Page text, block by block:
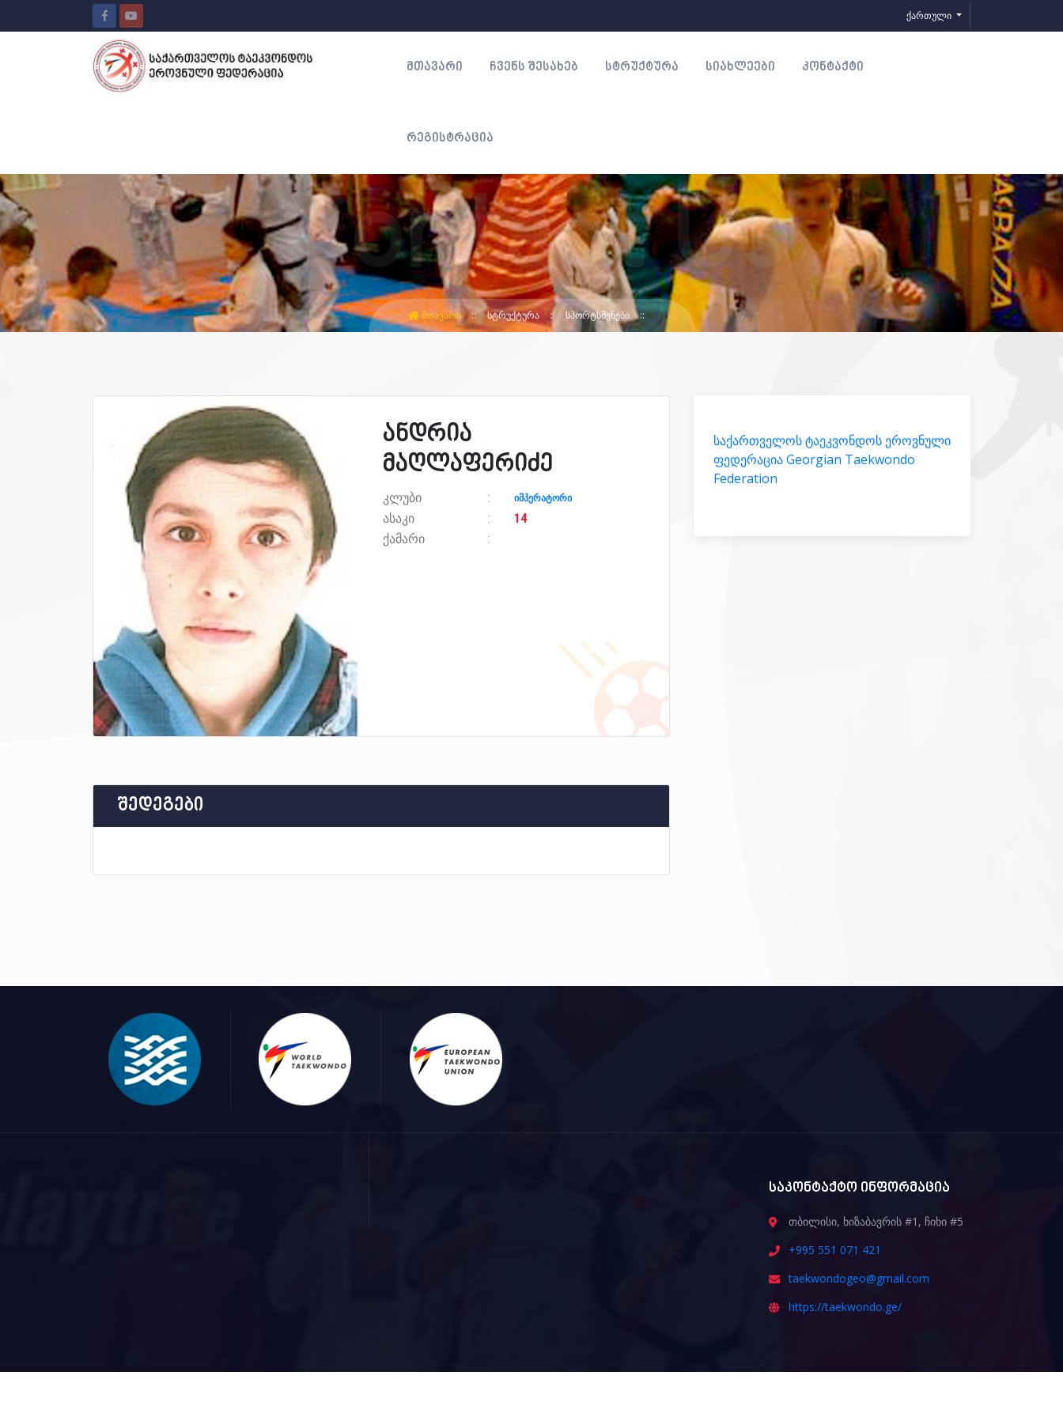
ქართული
ᲛᲗᲐᲕᲐᲠᲘ ᲩᲕᲔᲜᲡ ᲨᲔᲡᲐᲮᲔᲑ ᲡᲢᲠᲣᲥᲢᲣᲠᲐ ᲡᲘᲐᲮᲚᲔᲔᲑᲘ ᲙᲝᲜᲢᲐᲥᲢᲘ
ᲠᲔᲒᲘᲡᲢᲠᲐᲪᲘᲐ
ᲛᲗᲐᲕᲐᲠᲘ ᲡᲢᲠᲣᲥᲢᲣᲠᲐ ᲡᲞᲝᲠᲢᲡᲛᲔᲜᲔᲑᲘ
ანდრია
მაღლაფერიძე
კლუბი იმპერატორი
ასაკი
14
ქამარი
შედეგები
საქართველოს ტაეკვონდოს ეროვნული
ფედერაცია Georgian Taekwondo
Federation
საკონტაქტო ინფორმაცია
თბილისი, ხიზაბავრის #1, ჩიხი #5
+995 551 071 421
taekwondogeo@gmail.com
https://taekwondo.ge/